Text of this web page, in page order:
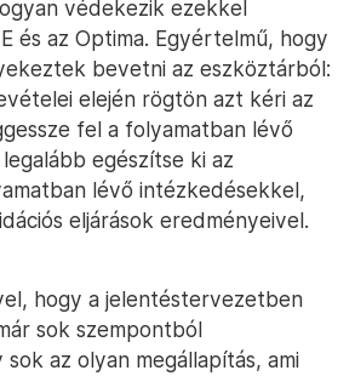
védekezik ezekkel
és az Optima. Egyértelmű, hogy
bevetni az eszköztárból:
elején rögtön azt kéri az
fel a folyamatban lévő
egészítse ki az
lévő intézkedésekkel,
eljárások eredményeivel.
hogy a jelentéstervezetben
sok szempontból
az olyan megállapítás, ami